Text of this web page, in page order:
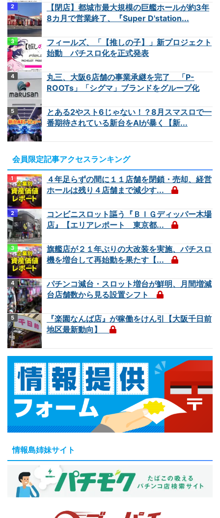
【閉店】都城市最大規模の巨艦ホールが約3年
8カ月で営業終了、『Super D'station...
フィールズ、「【推しの子】」新プロジェクト
始動 パチスロ化を正式発表
丸三、大阪6店舗の事業承継を完了 「P-
ROOTs」「シグマ」ブランドをグループ化
とある2やスト6じゃない！？8月スマスロで一
番期待されている新台をAIが暴く【新...
会員限定記事アクセスランキング
４年足らずの間に１１店舗を閉鎖・売却、経営
ホールは残り４店舗まで減少す...
コンビニスロット謳う『ＢＩＧディッパー木場
店』【エリアレポート 東京都...
旗艦店が２１年ぶりの大改装を実施、パチスロ
機を増台して再始動を果たす【...
パチンコ減台・スロット増台が鮮明、月間増減
台店舗数から見る設置シフト
『楽園なんば店』が稼働をけん引【大阪千日前
地区最新動向】
情報島姉妹サイト